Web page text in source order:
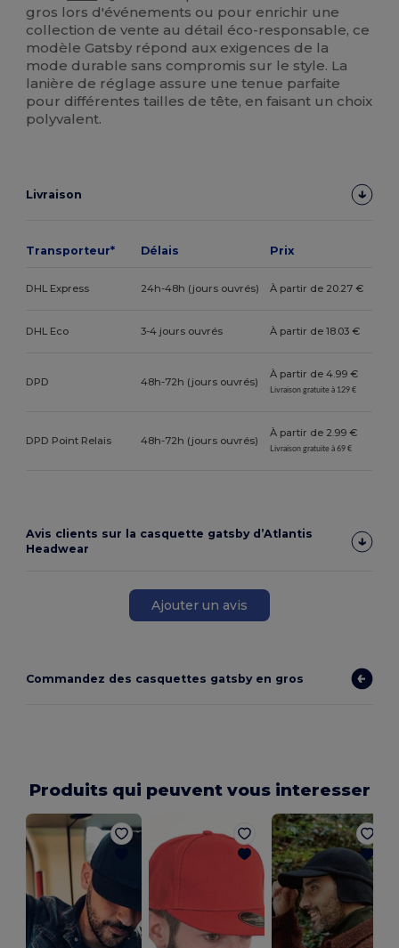
gros lors d'événements ou pour enrichir une
collection de vente au détail éco-responsable, ce
modèle Gatsby répond aux exigences de la
mode durable sans compromis sur le style. La
lanière de réglage assure une tenue parfaite
pour différentes tailles de tête, en faisant un choix
polyvalent.
Livraison
Transporteur* Délais Prix
DHL Express 24h-48h (jours ouvrés) À partir de 20.27 €
DHL Eco 3-4 jours ouvrés À partir de 18.03 €
DPD 48h-72h (jours ouvrés)
À partir de 4.99 €
Livraison gratuite à 129 €
DPD Point Relais 48h-72h (jours ouvrés)
À partir de 2.99 €
Livraison gratuite à 69 €
Avis clients sur la casquette gatsby d’Atlantis
Headwear
Ajouter un avis
Commandez des casquettes gatsby en gros
Produits qui peuvent vous interesser